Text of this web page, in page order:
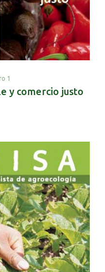
1
y comercio justo